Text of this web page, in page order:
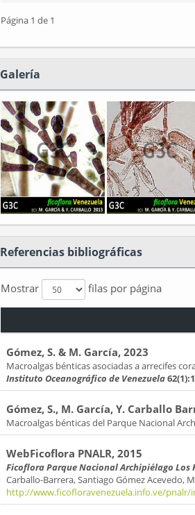
Página 1 de 1
Galería
Referencias bibliográficas
Mostrar filas por página
Gómez, S. & M. García, 2023
Macroalgas bénticas asociadas a arrecifes
Instituto Oceanográfico de Venezuela
Gómez, S., M. García, Y. Carballo
Macroalgas bénticas del Parque Nacional
WebFicoflora PNALR, 2015
Ficoflora Parque Nacional Archipiélago Los
Carballo-Barrera, Santiago Gómez Acevedo,
http://www.ficofloravenezuela.info.ve/pnalr/